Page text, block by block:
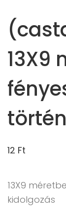
13X9
12 Ft
13X9
kidolgozás